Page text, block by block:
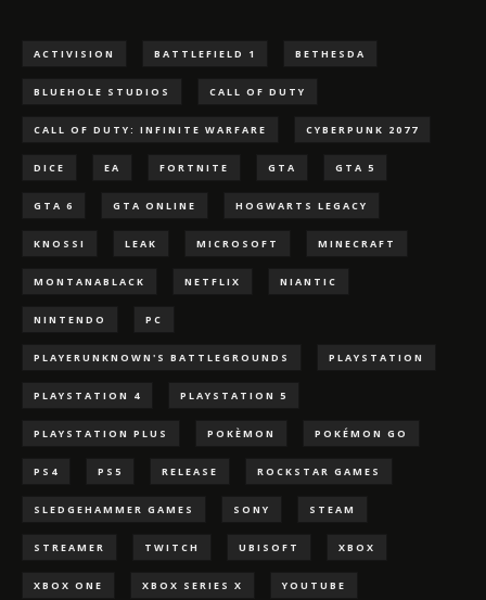
ACTIVISION BATTLEFIELD 1 BETHESDA
BLUEHOLE STUDIOS CALL OF DUTY
CALL OF DUTY: INFINITE WARFARE CYBERPUNK 2077
DICE EA FORTNITE GTA GTA 5
GTA 6 GTA ONLINE HOGWARTS LEGACY
KNOSSI LEAK MICROSOFT MINECRAFT
MONTANABLACK NETFLIX NIANTIC
NINTENDO PC
PLAYERUNKNOWN'S BATTLEGROUNDS PLAYSTATION
PLAYSTATION 4 PLAYSTATION 5
PLAYSTATION PLUS POKÈMON POKÉMON GO
PS4 PS5 RELEASE ROCKSTAR GAMES
SLEDGEHAMMER GAMES SONY STEAM
STREAMER TWITCH UBISOFT XBOX
XBOX ONE XBOX SERIES X YOUTUBE